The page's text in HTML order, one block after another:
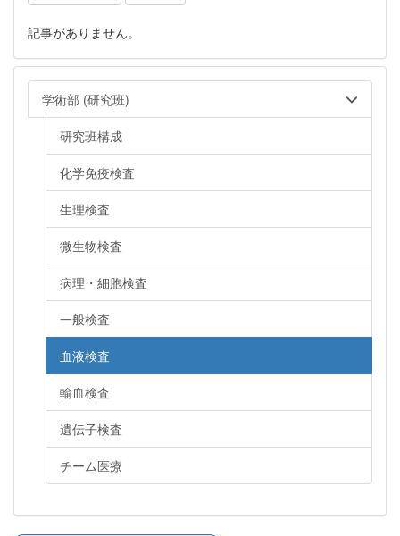
記事がありません。
学術部 (研究班)
研究班構成
化学免疫検査
生理検査
微生物検査
病理・細胞検査
一般検査
血液検査
輸血検査
遺伝子検査
チーム医療